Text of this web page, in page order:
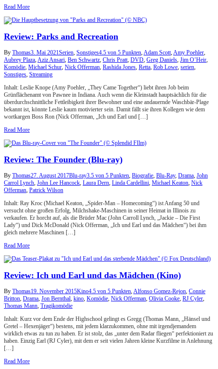
Read More
Review: Parks and Recreation
By Thomas3. Mai 2021Serien, Sonstiges4.5 von 5 Punkten,Adam Scott,Amy Poehler,
Aubrey Plaza,Aziz Ansari, Ben Schwartz, Chris Pratt, DVD, Greg Daniels, Jim O’Heir,
Komödie, Michael Schur, Nick Offerman, Rashida Jones, Retta, Rob Lowe, serien,
Sonstiges, Streaming
Inhalt: Leslie Knope (Amy Poehler, „They Came Together“) liebt ihren Job beim
Grünflächenamt von Pawnee in Indiana. Auch wenn die Kleinstadt hauptsächlich für die
überdurchschnittliche Fettleibigkeit ihrer Bewohner und eine andauernde Waschbär-Plage
bekannt ist, könnte Leslie kaum motivierter sein. Damit fällt sie ihren Kollegen wie dem
wortkargen Boss Ron (Nick Offerman, „Ich und Earl und […]
Read More
Review: The Founder (Blu-ray)
By Thomas27. August 2017Blu-ray3.5 von 5 Punkten Biografie Blu-Ray, Drama John
Carrol Lynch John Lee Hancock Laura Dern Linda Cardellini Michael Keaton Nick
Offerman Patrick Wilson
Inhalt: Ray Kroc (Michael Keaton, „Spider-Man – Homecoming“) ist Anfang 50 und
versucht ohne großen Erfolg, Milchshake-Maschinen in seiner Heimat in Illinois zu
verkaufen. Er horcht auf, als die Brüder Mac (John Carroll Lynch, „Jackie – Die First
Lady“) und Dick McDonald (Nick Offerman, „Ich und Earl und das Mädchen“) bei ihm
gleich mehrere Maschinen […]
Read More
Review: Ich und Earl und das Mädchen (Kino)
By Thomas19. November 2015Kino4.5 von 5 Punkten Alfonso Gomez-Rejon Connie
Britton Drama Jon Bernthal kino Komödie Nick Offerman Olivia Cooke RJ Cyler
Thomas Mann Tragikomödie
Inhalt: Kurz vor dem Ende der Highschool gelingt es Gregg (Thomas Mann, „Hänsel und
Gretel – Hexenjäger“) bestens, mit jedem klarzukommen, ohne mit irgendjemandem
wirklich etwas zu tun zu haben. Er ist stolz, das „unter dem Radar fliegen“ perfektioniert zu
haben. Einzig Earl (RJ Cyler), mit dem er seit vielen Jahren kleine Kurzfilme in Anlehnung
[…]
Read More